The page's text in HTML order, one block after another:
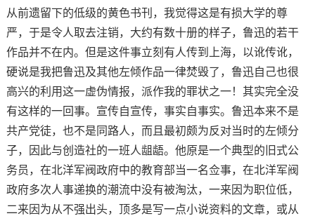
从前遗留下的低级的黄色书刊，我觉得这是有损大学的尊
严，于是令人取去注销，大约有数十册的样子，鲁迅的若干
作品并不在内。但是这件事立刻有人传到上海，以讹传讹，
硬说是我把鲁迅及其他左倾作品一律焚毁了，鲁迅自己也很
高兴的利用这一虚伪情报，派作我的罪状之一！其实完全没
有这样的一回事。宣传自宣传，事实自事实。鲁迅本来不是
共产党徒，也不是同路人，而且最初颇为反对当时的左倾分
子，因此与创造社的一班人龃龉。他原是一个典型的旧式公
务员，在北洋军阀政府中的教育部当一名佥事，在北洋军阀
政府多次人事递换的潮流中没有被淘汰，一来因为职位低，
二来因为从不强出头，顶多是写一点小说资料的文章，或从